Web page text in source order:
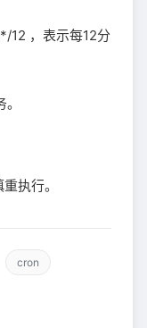
，表示每12分
执行。
cron